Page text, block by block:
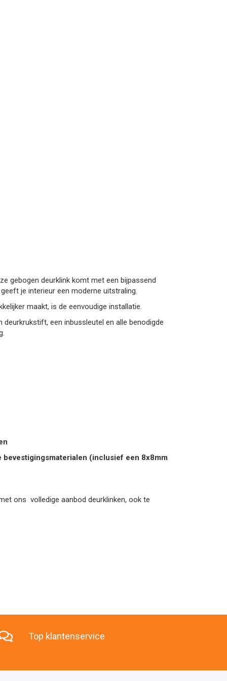
gebogen deurklink komt met een bijpassend
je interieur een moderne uitstraling.
maakt, is de eenvoudige installatie.
deurkrukstift, een inbussleutel en alle benodigde
(inclusief een 8x8mm
ons volledige aanbod deurklinken, ook te
Top klantenservice